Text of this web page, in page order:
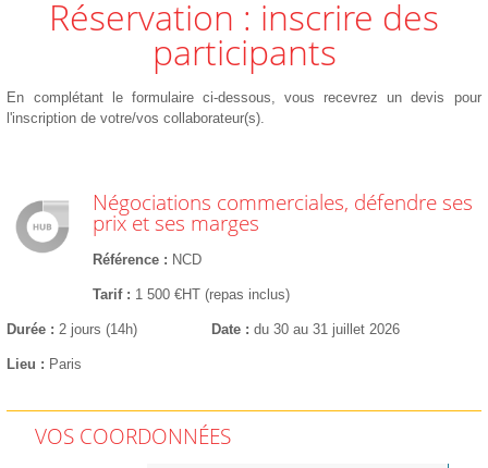
Réservation : inscrire des
participants
En complétant le formulaire ci-dessous, vous recevrez un devis pour
l'inscription de votre/vos collaborateur(s).
Négociations commerciales, défendre ses
prix et ses marges
Référence NCD
Tarif 1 500 €HT (repas inclus)
Durée 2 jours (14h) Date du 30 au 31 juillet 2026
Lieu Paris
VOS COORDONNÉES